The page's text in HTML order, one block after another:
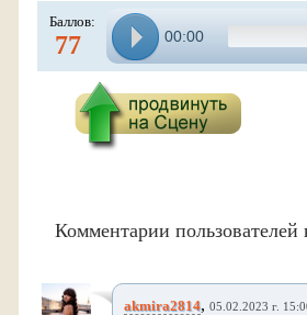
Баллов:
77 00:00
Комментарии пользователей
akmira2814, 05.02.2023 г.